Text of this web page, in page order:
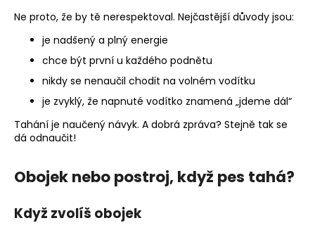
Ne proto, že by tě nerespektoval. Nejčastější důvody jsou:
je nadšený a plný energie
chce být první u každého podnětu
nikdy se nenaučil chodit na volném vodítku
je zvyklý, že napnuté vodítko znamená „jdeme dál“
Tahání je naučený návyk. A dobrá zpráva? Stejně tak se
dá odnaučit!
Obojek nebo postroj, když pes tahá?
Když zvolíš obojek
í
HLEDAT
o